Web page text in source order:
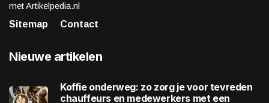
met Artikelpedia.nl
Sitemap
Contact
Nieuwe artikelen
Koffie onderweg: zo zorg je voor tevreden
chauffeurs en medewerkers met een